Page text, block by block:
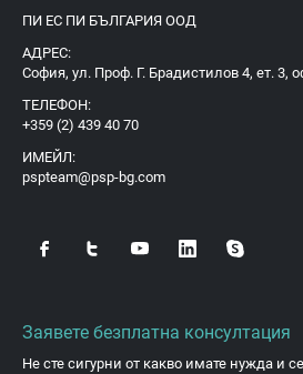
ПИ ЕС ПИ БЪЛГАРИЯ ООД
АДРЕС:
София, ул. Проф. Г. Брадистилов 4, ет. 3,
ТЕЛЕФОН:
+359 (2) 439 40 70
ИМЕЙЛ:
pspteam@psp-bg.com
Заявете безплатна консултация
Не сте сигурни от какво имате нужда и